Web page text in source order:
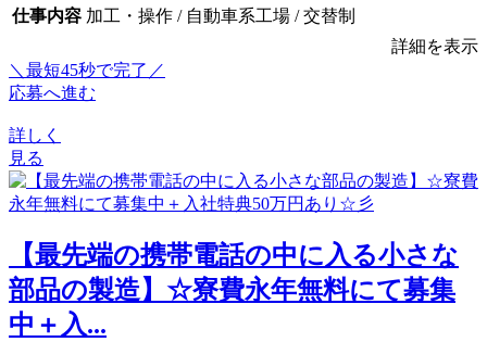
仕事内容 加工・操作 / 自動車系工場 / 交替制
詳細を表示
＼最短45秒で完了／
応募へ進む
詳しく
見る
【最先端の携帯電話の中に入る小さな
部品の製造】☆寮費永年無料にて募集
中＋入...